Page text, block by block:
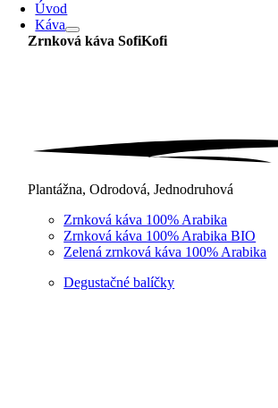
Úvod
Káva
Zrnková káva SofiKofi
Plantážna, Odrodová, Jednodruhová
Zrnková káva 100% Arabika
Zrnková káva 100% Arabika BIO
Zelená zrnková káva 100% Arabika
Degustačné balíčky